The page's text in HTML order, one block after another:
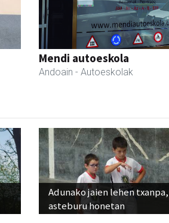
Mendi autoeskola
Andoain - Autoeskolak
Adunako jaien lehen txanpa,
asteburu honetan